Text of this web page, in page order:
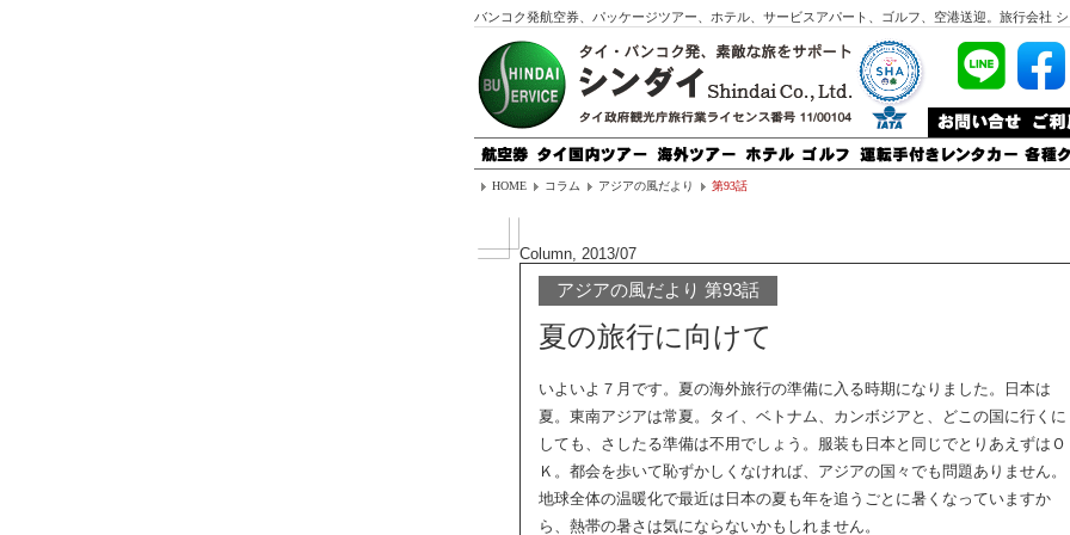
バンコク発航空券、パッケージツアー、ホテル、サービスアパート、ゴルフ、空港送迎。旅行会社
HOME コラム アジアの風だより 第93話
Column, 2013/07
アジアの風だより 第93話
夏の旅行に向けて
いよいよ７月です。夏の海外旅行の準備に入る時期になりました。日本は
夏。東南アジアは常夏。タイ、ベトナム、カンボジアと、どこの国に行くに
しても、さしたる準備は不用でしょう。服装も日本と同じでとりあえずはＯ
Ｋ。都会を歩いて恥ずかしくなければ、アジアの国々でも問題ありません。
地球全体の温暖化で最近は日本の夏も年を追うごとに暑くなっていますか
ら、熱帯の暑さは気にならないかもしれません。